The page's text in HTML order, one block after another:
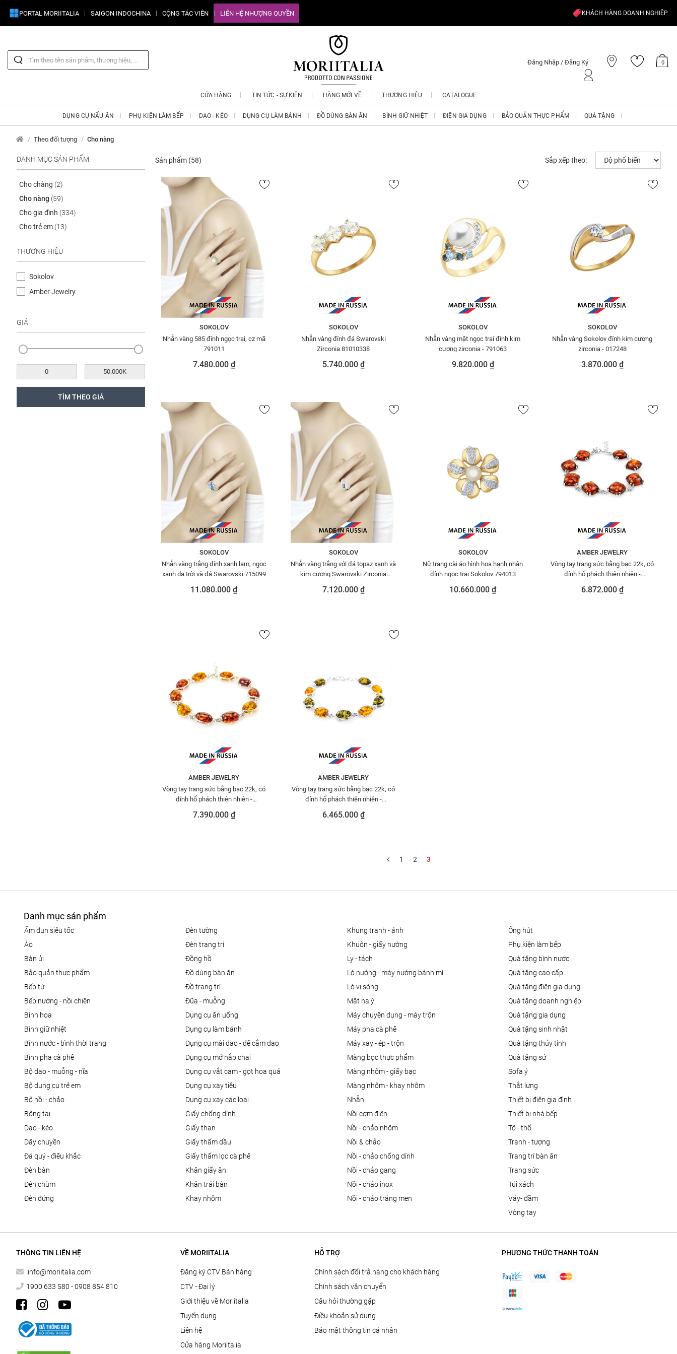
PORTAL MORIITALIA SAIGON INDOCHINA CỘNG TÁC VIÊN LIÊN HỆ NHƯỢNG QUYỀN KHÁCH HÀNG DOANH NGHIỆP
Đăng Nhập / Đăng Ký 0
CỬA HÀNG TIN TỨC - SỰ KIỆN HÀNG MỚI VỀ THƯƠNG HIỆU CATALOGUE
DỤNG CỤ NẤU ĂN PHỤ KIỆN LÀM BẾP DAO - KÉO DỤNG CỤ LÀM BÁNH ĐỒ DÙNG BÀN ĂN BÌNH GIỮ NHIỆT ĐIỆN GIA DỤNG BẢO QUẢN THỰC PHẨM QUÀ TẶNG
Theo đối tượng Cho nàng
DANH MỤC SẢN PHẨM
Cho chàng (2)
Cho nàng (59)
Cho gia đình (334)
Cho trẻ em (13)
THƯƠNG HIỆU
Sokolov
Amber Jewelry
GIÁ
-
Sản phẩm (58) Sắp xếp theo:
SOKOLOV
Nhẫn vàng 585 đính ngọc trai, cz mã
791011
7.480.000 ₫
SOKOLOV
Nhẫn vàng đính đá Swarovski
Zirconia 81010338
5.740.000 ₫
SOKOLOV
Nhẫn vàng mặt ngọc trai đính kim
cương zirconia - 791063
9.820.000 ₫
SOKOLOV
Nhẫn vàng Sokolov đính kim cương
zirconia - 017248
3.870.000 ₫
SOKOLOV
Nhẫn vàng trắng đính xanh lam, ngọc
xanh da trời và đá Swarovski 715099
11.080.000 ₫
SOKOLOV
Nhẫn vàng trắng với đá topaz xanh và
kim cương Swarovski Zirconia
7.120.000 ₫
SOKOLOV
Nữ trang cài áo hình hoa hạnh nhân
đính ngọc trai Sokolov 794013
10.660.000 ₫
AMBER JEWELRY
Vòng tay trang sức bằng bạc 22k, có
đính hổ phách thiên nhiên -
6.872.000 ₫
AMBER JEWELRY
Vòng tay trang sức bằng bạc 22k, có
đính hổ phách thiên nhiên -
7.390.000 ₫
AMBER JEWELRY
Vòng tay trang sức bằng bạc 22k, có
đính hổ phách thiên nhiên -
6.465.000 ₫
1 2 3
Danh mục sản phẩm
ấm đun siêu tốc
áo
bàn ủi
bảo quản thực phẩm
bếp từ
bếp nướng - nồi chiên
bình hoa
bình giữ nhiệt
bình nước - bình thời trang
bình pha cà phê
bộ dao - muỗng - nĩa
bộ dụng cụ trẻ em
bộ nồi - chảo
bông tai
dao - kéo
dây chuyền
đá quý - điêu khắc
đèn bàn
đèn chùm
đèn đứng
đèn tường
đèn trang trí
đồng hồ
đồ dùng bàn ăn
đồ trang trí
đũa - muỗng
dụng cụ ăn uống
dụng cụ làm bánh
dụng cụ mài dao - đế cắm dao
dụng cụ mở nắp chai
dụng cụ vắt cam - gọt hoa quả
dụng cụ xay tiêu
dụng cụ xay các loại
giấy chống dính
giấy than
giấy thấm dầu
giấy thấm lọc cà phê
khăn giấy ăn
khăn trải bàn
khay nhôm
khung tranh - ảnh
khuôn - giấy nướng
ly - tách
lò nướng - máy nướng bánh mì
lò vi sóng
mặt nạ ý
máy chuyên dụng - máy trộn
máy pha cà phê
máy xay - ép - trộn
màng bọc thực phẩm
màng nhôm - giấy bạc
màng nhôm - khay nhôm
nhẫn
nồi cơm điện
nồi - chảo nhôm
nồi & chảo
nồi - chảo chống dính
nồi - chảo gang
nồi - chảo inox
nồi - chảo tráng men
ống hút
phụ kiện làm bếp
quà tặng bình nước
quà tặng cao cấp
quà tặng điện gia dụng
quà tặng doanh nghiệp
quà tặng gia dụng
quà tặng sinh nhật
quà tặng thủy tinh
quà tặng sứ
sofa ý
thắt lưng
thiết bị điện gia đình
thiết bị nhà bếp
tô - thố
tranh - tượng
trang trí bàn ăn
trang sức
túi xách
váy- đầm
vòng tay
THÔNG TIN LIÊN HỆ
info@moriitalia.com
1900 633 580 - 0908 854 810
VỀ MORIITALIA
Đăng ký CTV Bán hàng
CTV - Đại lý
Giới thiệu về Moriitalia
Tuyển dụng
Liên hệ
Cửa hàng Moriitalia
HỖ TRỢ
Chính sách đổi trả hàng cho khách hàng
Chính sách vận chuyển
Câu hỏi thường gặp
Điều khoản sử dụng
Bảo mật thông tin cá nhân
PHƯƠNG THỨC THANH TOÁN